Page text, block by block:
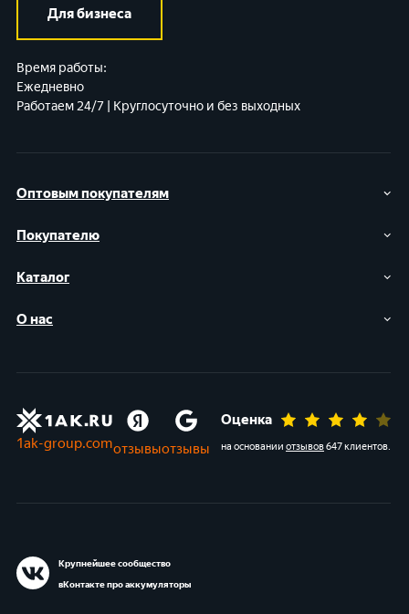
Оптовым покупателям
Покупателю
Каталог
О нас
Для бизнеса
Время работы:
Ежедневно
Работаем 24/7 | Круглосуточно и без выходных
1ak-group.comотзывыотзывы
Оценка
на основании отзывов647 клиентов.
Крупнейшее сообщество
вКонтакте про аккумуляторы